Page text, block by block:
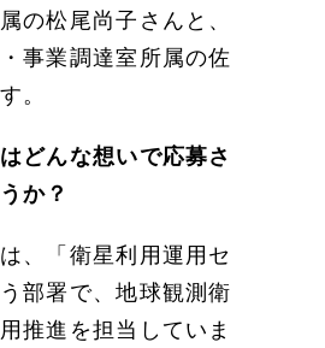
の松尾尚子さんと、
事業調達室所属の佐
。
どんな想いで応募さ
か？
、「衛星利用運用セ
部署で、地球観測衛
推進を担当していま